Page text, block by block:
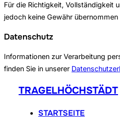
Für die Richtigkeit, Vollständigkeit
jedoch keine Gewähr übernommen
Datenschutz
Informationen zur Verarbeitung
finden Sie in unserer
springen
TRAGELHÖCHSTÄDT
STARTSEITE